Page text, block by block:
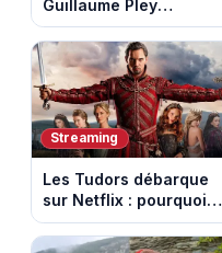
Guillaume Pley
poussent Ragnar Le
Breton à quitter la
tournée Legend
Streaming
Les Tudors débarque
sur Netflix : pourquoi la
série n’a rien perdu de
son pouvoir